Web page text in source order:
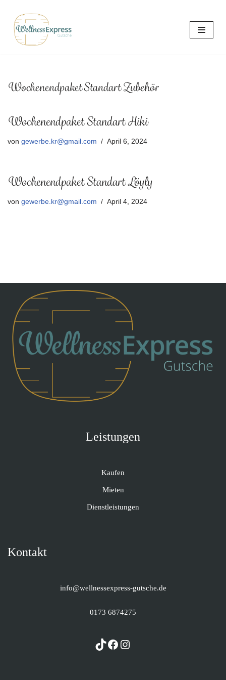
Zum
Inhalt
Wochenendpaket Standart Zubehör
Wochenendpaket Standart Hiki
von gewerbe.kr@gmail.com April 6, 2024
Wochenendpaket Standart Löyly
von gewerbe.kr@gmail.com April 4, 2024
Leistungen
Kaufen
Mieten
Dienstleistungen
Kontakt
info@wellnessexpress-gutsche.de
0173 6874275